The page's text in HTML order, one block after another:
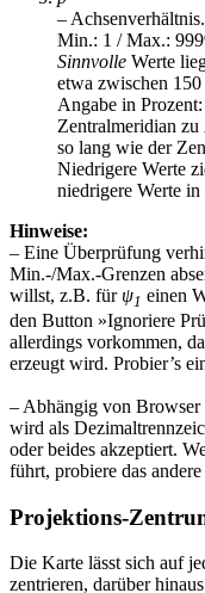
– Achsenverhältnis.
Min.: 1 / Max.:
Sinnvolle Werte
etwa zwischen
Angabe in
Zentralmeridian
so lang wie der
Niedrigere Werte
niedrigere Werte
Hinweise:
– Eine Überprüfung
Min.-/Max.-Grenzen
willst, z.B. für ψ1 einen
den Button »Ignoriere
allerdings vorkommen,
erzeugt wird. Probier’s
– Abhängig von Browser
wird als
oder beides akzeptiert.
führt, probiere das andere
Projektions-
Die Karte lässt sich auf
zentrieren, darüber